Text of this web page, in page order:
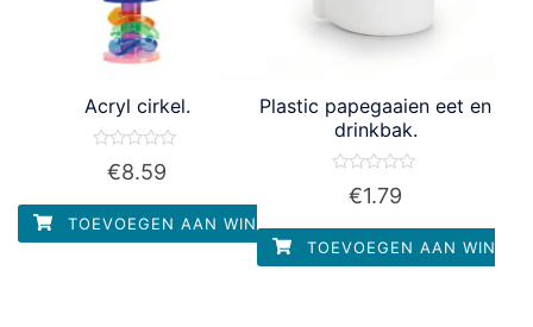
Acryl cirkel.
Waardering
5
€8.59
TOEVOEGEN AAN WINKELWAGEN
Plastic papegaaien eet en
drinkbak.
Waardering
5
€1.79
TOEVOEGEN AAN